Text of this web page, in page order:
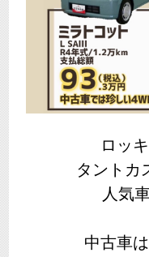
ロッ
タントカ
人気
中古車